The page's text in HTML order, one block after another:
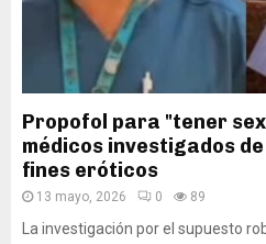
Propofol para "tener
médicos investigados
fines eróticos
13 mayo, 2026 0 89
La investigación por el supuesto